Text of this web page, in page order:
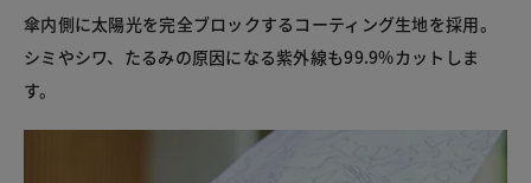
傘内側に太陽光を完全ブロックするコーティング生地を採用。
シミやシワ、たるみの原因になる紫外線も99.9%カットしま
す。